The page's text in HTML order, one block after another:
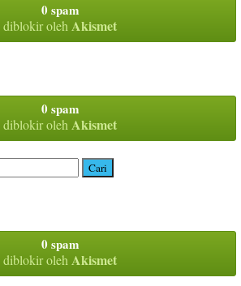
0 spam
diblokir olehAkismet
0 spam
diblokir oleh Akismet
0 spam
diblokir oleh Akismet